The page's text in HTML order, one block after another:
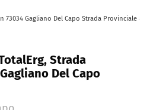
73034 Gagliano Del Capo Strada Provinciale 81
Strada
Del Capo